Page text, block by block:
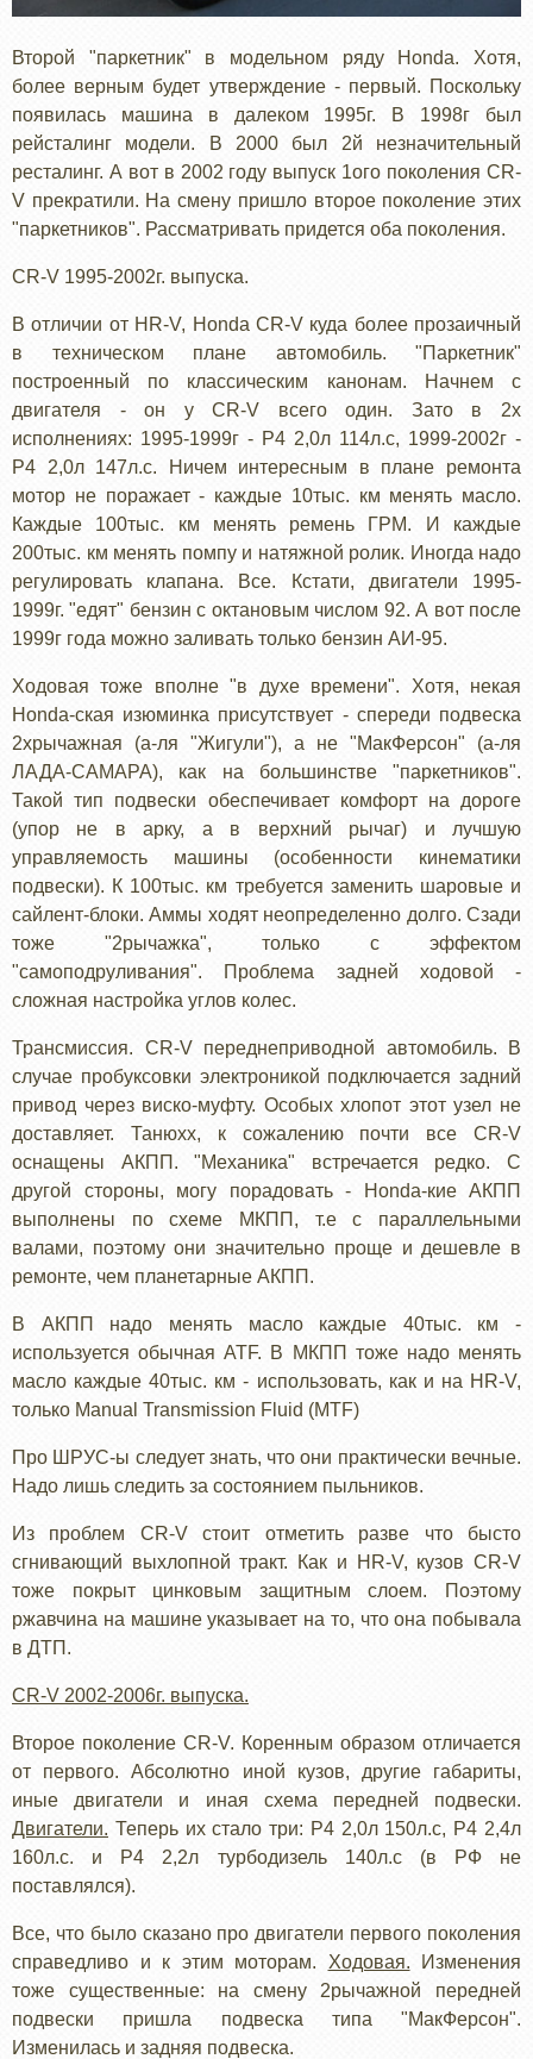
Второй "паркетник" в модельном ряду Honda. Хотя,
более верным будет утверждение - первый. Поскольку
появилась машина в далеком 1995г. В 1998г был
рейсталинг модели. В 2000 был 2й незначительный
ресталинг. А вот в 2002 году выпуск 1ого поколения CR-
V прекратили. На смену пришло второе поколение этих
"паркетников". Рассматривать придется оба поколения.
CR-V 1995-2002г. выпуска.
В отличии от HR-V, Honda CR-V куда более прозаичный
в техническом плане автомобиль. "Паркетник"
построенный по классическим канонам. Начнем с
двигателя - он у CR-V всего один. Зато в 2х
исполнениях: 1995-1999г - Р4 2,0л 114л.с, 1999-2002г -
Р4 2,0л 147л.с. Ничем интересным в плане ремонта
мотор не поражает - каждые 10тыс. км менять масло.
Каждые 100тыс. км менять ремень ГРМ. И каждые
200тыс. км менять помпу и натяжной ролик. Иногда надо
регулировать клапана. Все. Кстати, двигатели 1995-
1999г. "едят" бензин с октановым числом 92. А вот после
1999г года можно заливать только бензин АИ-95.
Ходовая тоже вполне "в духе времени". Хотя, некая
Honda-ская изюминка присутствует - спереди подвеска
2хрычажная (а-ля "Жигули"), а не "МакФерсон" (а-ля
ЛАДА-САМАРА), как на большинстве "паркетников".
Такой тип подвески обеспечивает комфорт на дороге
(упор не в арку, а в верхний рычаг) и лучшую
управляемость машины (особенности кинематики
подвески). К 100тыс. км требуется заменить шаровые и
сайлент-блоки. Аммы ходят неопределенно долго. Сзади
тоже "2рычажка", только с эффектом
"самоподруливания". Проблема задней ходовой -
сложная настройка углов колес.
Трансмиссия. CR-V переднеприводной автомобиль. В
случае пробуксовки электроникой подключается задний
привод через виско-муфту. Особых хлопот этот узел не
доставляет. Танюхх, к сожалению почти все CR-V
оснащены АКПП. "Механика" встречается редко. С
другой стороны, могу порадовать - Honda-кие АКПП
выполнены по схеме МКПП, т.е с параллельными
валами, поэтому они значительно проще и дешевле в
ремонте, чем планетарные АКПП.
В АКПП надо менять масло каждые 40тыс. км -
используется обычная ATF. В МКПП тоже надо менять
масло каждые 40тыс. км - использовать, как и на HR-V,
только Manual Transmission Fluid (MTF)
Про ШРУС-ы следует знать, что они практически вечные.
Надо лишь следить за состоянием пыльников.
Из проблем CR-V стоит отметить разве что бысто
сгнивающий выхлопной тракт. Как и HR-V, кузов CR-V
тоже покрыт цинковым защитным слоем. Поэтому
ржавчина на машине указывает на то, что она побывала
в ДТП.
CR-V 2002-2006г. выпуска.
Второе поколение CR-V. Коренным образом отличается
от первого. Абсолютно иной кузов, другие габариты,
иные двигатели и иная схема передней подвески.
Двигатели. Теперь их стало три: Р4 2,0л 150л.с, Р4 2,4л
160л.с. и Р4 2,2л турбодизель 140л.с (в РФ не
поставлялся).
Все, что было сказано про двигатели первого поколения
справедливо и к этим моторам. Ходовая. Изменения
тоже существенные: на смену 2рычажной передней
подвески пришла подвеска типа "МакФерсон".
Изменилась и задняя подвеска.